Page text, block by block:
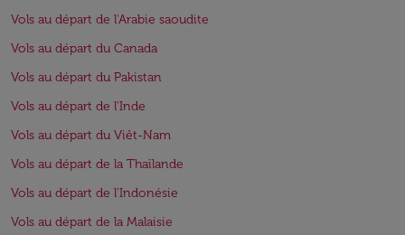
Vols au départ de l'Arabie saoudite
Vols au départ du Canada
Vols au départ du Pakistan
Vols au départ de l'Inde
Vols au départ du Viêt-Nam
Vols au départ de la Thaïlande
Vols au départ de l'Indonésie
Vols au départ de la Malaisie